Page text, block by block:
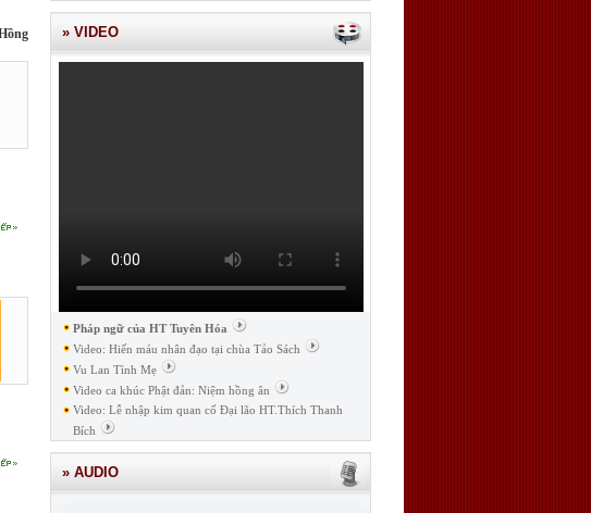
» VIDEO
Pháp ngữ của HT Tuyên Hóa
Video: Hiến máu nhân đạo tại chùa Tảo Sách
Vu Lan Tình Mẹ
Video ca khúc Phật đản: Niệm hồng ân
Video: Lễ nhập kim quan cố Đại lão HT.Thích Thanh
Bích
» AUDIO